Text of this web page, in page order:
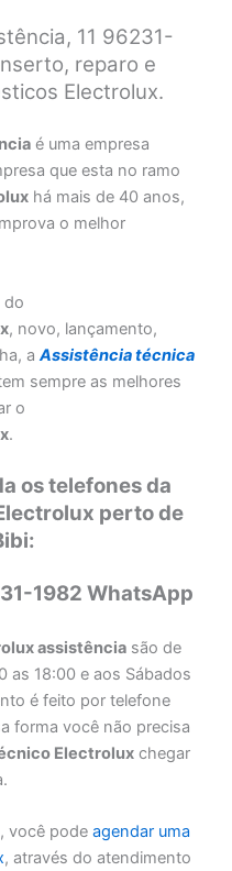
11 96231-
reparo e
Electrolux.
é uma empresa
que esta no ramo
há mais de 40 anos,
o melhor
do
, novo, lançamento,
aAssistência técnica
sempre as melhores
o
.
os telefones da
perto de
1982 WhatsApp
assistência são de
as 18:00 e aos Sábados
é feito por telefone
forma você não precisa
Electrolux chegar
você podeagendar uma
, através do atendimento